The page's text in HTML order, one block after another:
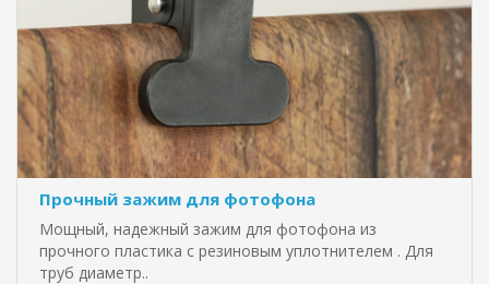
Прочный зажим для фотофона
Мощный, надежный зажим для фотофона из
прочного пластика с резиновым уплотнителем . Для
труб диаметр..